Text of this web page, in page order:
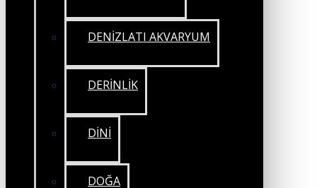
DENİZLATI AKVARYUM
DERİNLİK
DİNİ
DOĞA